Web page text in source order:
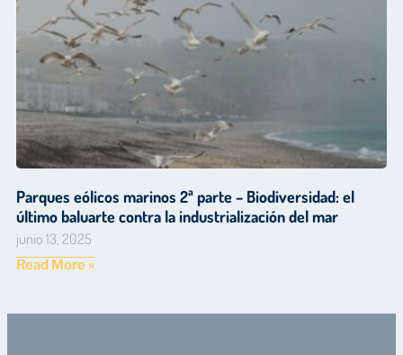
Parques eólicos marinos 2ª parte – Biodiversidad: el
último baluarte contra la industrialización del mar
junio 13, 2025
Read More »